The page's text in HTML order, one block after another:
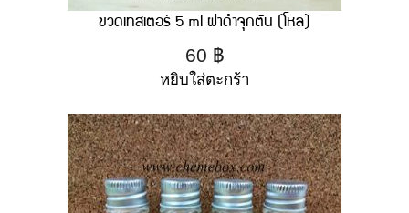
ขวดเทสเตอร์ 5 ml ฝาดำจุกตัน (โหล)
60 ฿
หยิบใส่ตะกร้า